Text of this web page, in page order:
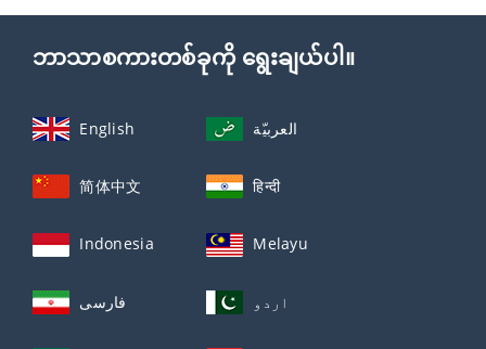
ဘာသာစကားတစ်ခုကို ရွေးချယ်ပါ။
English العربيّة
简体中文 हिन्दी
Indonesia Melayu
فارسی اردو